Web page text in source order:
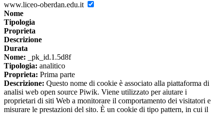
www.liceo-oberdan.edu.it
Nome
Tipologia
Proprieta
Descrizione
Durata
Nome: _pk_id.1.5d8f
Tipologia: analitico
Proprieta: Prima parte
Descrizione: Questo nome di cookie è associato alla piattaforma di
analisi web open source Piwik. Viene utilizzato per aiutare i
proprietari di siti Web a monitorare il comportamento dei visitatori e
misurare le prestazioni del sito. È un cookie di tipo pattern, in cui il